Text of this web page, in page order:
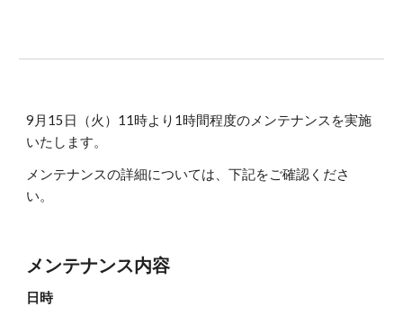
9月15日（火）11時より1時間程度のメンテナンスを実施
いたします。
メンテナンスの詳細については、下記をご確認くださ
い。
メンテナンス内容
日時